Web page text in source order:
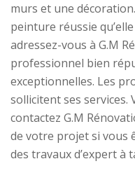
murs et une
peinture réussie
adressez-vous à G.M
professionnel bien
exceptionnelles. Les
sollicitent ses services.
contactez G.M
de votre projet si vous
des travaux d’expert à